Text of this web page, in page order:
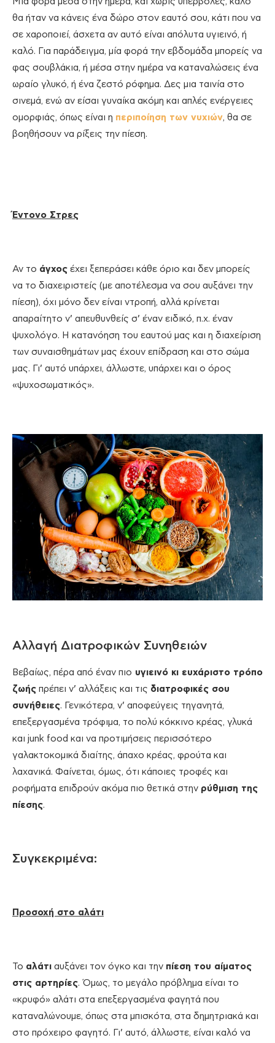
θα ήταν να κάνεις ένα δώρο στον εαυτό σου, κάτι που να
σε χαροποιεί, άσχετα αν αυτό είναι απόλυτα υγιεινό, ή
καλό. Για παράδειγμα, μία φορά την εβδομάδα μπορείς να
φας σουβλάκια, ή μέσα στην ημέρα να καταναλώσεις ένα
ωραίο γλυκό, ή ένα ζεστό ρόφημα. Δες μια ταινία στο
σινεμά, ενώ αν είσαι γυναίκα ακόμη και απλές ενέργειες
ομορφιάς, όπως είναι η περιποίηση των νυχιών, θα σε
βοηθήσουν να ρίξεις την πίεση.
Έντονο Στρες
Αν το άγχος έχει ξεπεράσει κάθε όριο και δεν μπορείς
να το διαχειριστείς (με αποτέλεσμα να σου αυξάνει την
πίεση), όχι μόνο δεν είναι ντροπή, αλλά κρίνεται
απαραίτητο ν’ απευθυνθείς σ’ έναν ειδικό, π.χ. έναν
ψυχολόγο. Η κατανόηση του εαυτού μας και η διαχείριση
των συναισθημάτων μας έχουν επίδραση και στο σώμα
μας. Γι’ αυτό υπάρχει, άλλωστε, υπάρχει και ο όρος
«ψυχοσωματικός».
Αλλαγή Διατροφικών Συνηθειών
Βεβαίως, πέρα από έναν πιο υγιεινό κι ευχάριστο τρόπο
ζωής πρέπει ν’ αλλάξεις και τις διατροφικές σου
συνήθειες. Γενικότερα, ν’ αποφεύγεις τηγανητά,
επεξεργασμένα τρόφιμα, το πολύ κόκκινο κρέας, γλυκά
και junk food και να προτιμήσεις περισσότερο
γαλακτοκομικά διαίτης, άπαχο κρέας, φρούτα και
λαχανικά. Φαίνεται, όμως, ότι κάποιες τροφές και
ροφήματα επιδρούν ακόμα πιο θετικά στην ρύθμιση της
πίεσης.
Συγκεκριμένα:
Προσοχή στο αλάτι
Το αλάτι αυξάνει τον όγκο και την πίεση του αίματος
στις αρτηρίες. Όμως, το μεγάλο πρόβλημα είναι το
«κρυφό» αλάτι στα επεξεργασμένα φαγητά που
καταναλώνουμε, όπως στα μπισκότα, στα δημητριακά και
στο πρόχειρο φαγητό. Γι’ αυτό, άλλωστε, είναι καλό να